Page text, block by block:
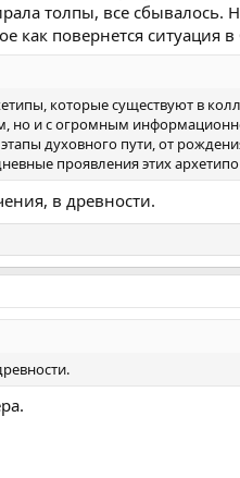
толпы, все
как повернется ситуация
которые существуют в
но и с огромным
духовного пути, от
проявления этих
в древности.